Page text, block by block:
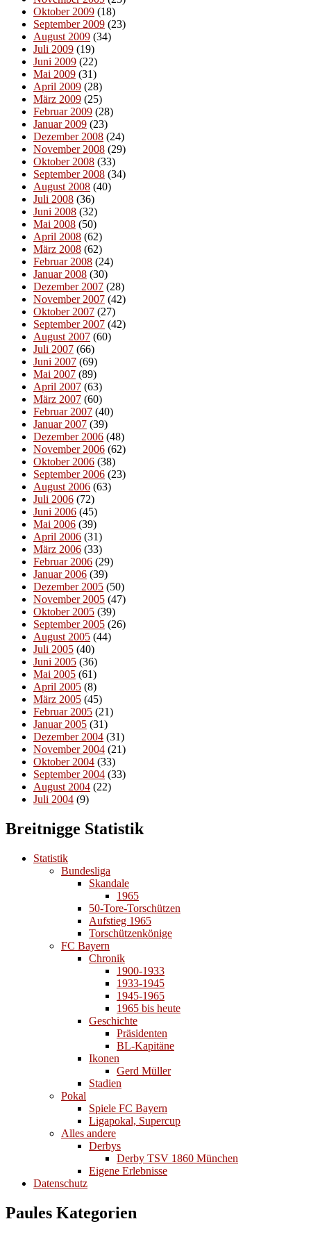
Oktober 2009 (18)
September 2009 (23)
August 2009 (34)
Juli 2009 (19)
Juni 2009 (22)
Mai 2009 (31)
April 2009 (28)
März 2009 (25)
Februar 2009 (28)
Januar 2009 (23)
Dezember 2008 (24)
November 2008 (29)
Oktober 2008 (33)
September 2008 (34)
August 2008 (40)
Juli 2008 (36)
Juni 2008 (32)
Mai 2008 (50)
April 2008 (62)
März 2008 (62)
Februar 2008 (24)
Januar 2008 (30)
Dezember 2007 (28)
November 2007 (42)
Oktober 2007 (27)
September 2007 (42)
August 2007 (60)
Juli 2007 (66)
Juni 2007 (69)
Mai 2007 (89)
April 2007 (63)
März 2007 (60)
Februar 2007 (40)
Januar 2007 (39)
Dezember 2006 (48)
November 2006 (62)
Oktober 2006 (38)
September 2006 (23)
August 2006 (63)
Juli 2006 (72)
Juni 2006 (45)
Mai 2006 (39)
April 2006 (31)
März 2006 (33)
Februar 2006 (29)
Januar 2006 (39)
Dezember 2005 (50)
November 2005 (47)
Oktober 2005 (39)
September 2005 (26)
August 2005 (44)
Juli 2005 (40)
Juni 2005 (36)
Mai 2005 (61)
April 2005 (8)
März 2005 (45)
Februar 2005 (21)
Januar 2005 (31)
Dezember 2004 (31)
November 2004 (21)
Oktober 2004 (33)
September 2004 (33)
August 2004 (22)
Juli 2004 (9)
Breitnigge Statistik
Statistik
Bundesliga
Skandale
1965
50-Tore-Torschützen
Aufstieg 1965
Torschützenkönige
FC Bayern
Chronik
1900-1933
1933-1945
1945-1965
1965 bis heute
Geschichte
Präsidenten
BL-Kapitäne
Ikonen
Gerd Müller
Stadien
Pokal
Spiele FC Bayern
Ligapokal, Supercup
Alles andere
Derbys
Derby TSV 1860 München
Eigene Erlebnisse
Datenschutz
Paules Kategorien